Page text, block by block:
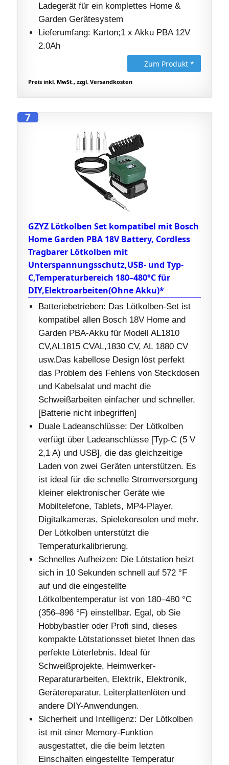
Ladegerät für ein komplettes Home &
Garden Gerätesystem
Lieferumfang: Karton;1 x Akku PBA 12V
2.0Ah
Zum Produkt *
Preis inkl. MwSt., zzgl. Versandkosten
7
GZYZ Lötkolben Set kompatibel mit Bosch
Home Garden PBA 18V Battery, Cordless
Tragbarer Lötkolben mit
Unterspannungsschutz,USB- und Typ-
C,Temperaturbereich 180–480°C für
DIY,Elektroarbeiten(Ohne Akku)*
Batteriebetrieben: Das Lötkolben-Set ist
kompatibel allen Bosch 18V Home and
Garden PBA-Akku für Modell AL1810
CV,AL1815 CVAL,1830 CV, AL 1880 CV
usw.Das kabellose Design löst perfekt
das Problem des Fehlens von Steckdosen
und Kabelsalat und macht die
Schweißarbeiten einfacher und schneller.
[Batterie nicht inbegriffen]
Duale Ladeanschlüsse: Der Lötkolben
verfügt über Ladeanschlüsse [Typ-C (5 V
2,1 A) und USB], die das gleichzeitige
Laden von zwei Geräten unterstützen. Es
ist ideal für die schnelle Stromversorgung
kleiner elektronischer Geräte wie
Mobiltelefone, Tablets, MP4-Player,
Digitalkameras, Spielekonsolen und mehr.
Der Lötkolben unterstützt die
Temperaturkalibrierung.
Schnelles Aufheizen: Die Lötstation heizt
sich in 10 Sekunden schnell auf 572 °F
auf und die eingestellte
Lötkolbentemperatur ist von 180–480 °C
(356–896 °F) einstellbar. Egal, ob Sie
Hobbybastler oder Profi sind, dieses
kompakte Lötstationsset bietet Ihnen das
perfekte Löterlebnis. Ideal für
Schweißprojekte, Heimwerker-
Reparaturarbeiten, Elektrik, Elektronik,
Gerätereparatur, Leiterplattenlöten und
andere DIY-Anwendungen.
Sicherheit und Intelligenz: Der Lötkolben
ist mit einer Memory-Funktion
ausgestattet, die die beim letzten
Einschalten eingestellte Temperatur